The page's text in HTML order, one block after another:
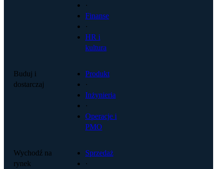
·
Finanse
·
HR i
kultura
Buduj i
dostarczaj
Produkt
·
Inżynieria
·
Operacje i
PMO
Wychodź na
rynek
Sprzedaż
·